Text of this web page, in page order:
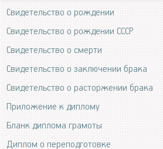
Свидетельство о рождении
Свидетельство о рождении СССР
Свидетельство о смерти
Свидетельство о заключении брака
Свидетельство о расторжении брака
Приложение к диплому
Бланк диплома грамоты
Диплом о переподготовке